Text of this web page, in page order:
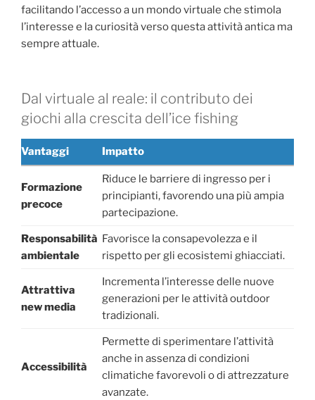
facilitando l’accesso a un mondo virtuale che stimola
l’interesse e la curiosità verso questa attività antica ma
sempre attuale.
Dal virtuale al reale: il contributo dei
giochi alla crescita dell’ice fishing
Vantaggi Impatto
Formazione
precoce
Riduce le barriere di ingresso per i
principianti, favorendo una più ampia
partecipazione.
Responsabilità
ambientale
Favorisce la consapevolezza e il
rispetto per gli ecosistemi ghiacciati.
Attrattiva
new media
Incrementa l’interesse delle nuove
generazioni per le attività outdoor
tradizionali.
Accessibilità
Permette di sperimentare l’attività
anche in assenza di condizioni
climatiche favorevoli o di attrezzature
avanzate.